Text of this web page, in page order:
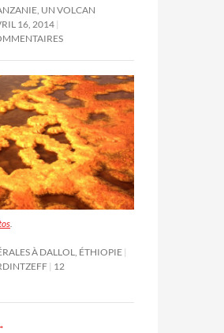
UN VOLCAN
16, 2014
À DALLOL, ÉTHIOPIE
12